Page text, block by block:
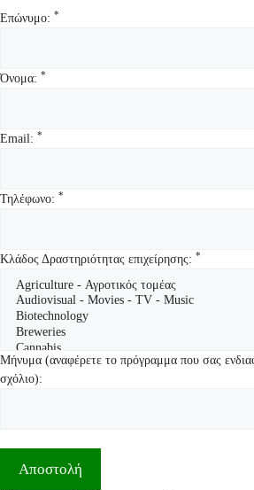
Επώνυμο: *
Όνομα: *
Email: *
Τηλέφωνο: *
Κλάδος Δραστηριότητας επιχείρησης: *
Μήνυμα (αναφέρετε το πρόγραμμα που σας
σχόλιο):